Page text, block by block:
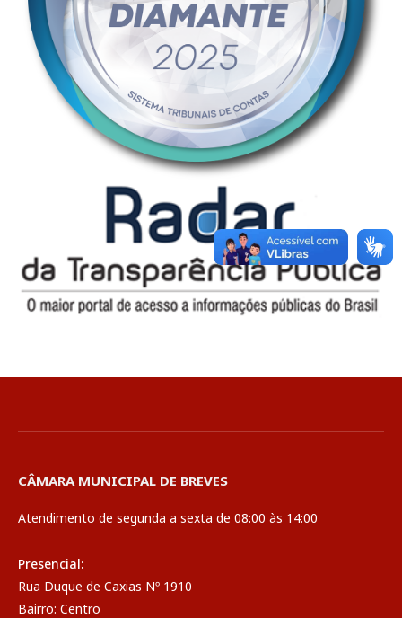
CÂMARA MUNICIPAL DE BREVES
Atendimento de segunda a sexta de 08:00 às 14:00
Presencial:
Rua Duque de Caxias Nº 1910
Bairro: Centro